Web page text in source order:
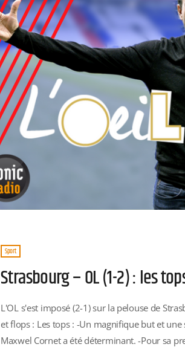
Sport
Strasbourg – OL (1-2) : les
L'OL s'est imposé (2-1) sur la pelouse de
et flops : Les tops : -Un magnifique but et
Maxwel Cornet a été déterminant. -Pour sa